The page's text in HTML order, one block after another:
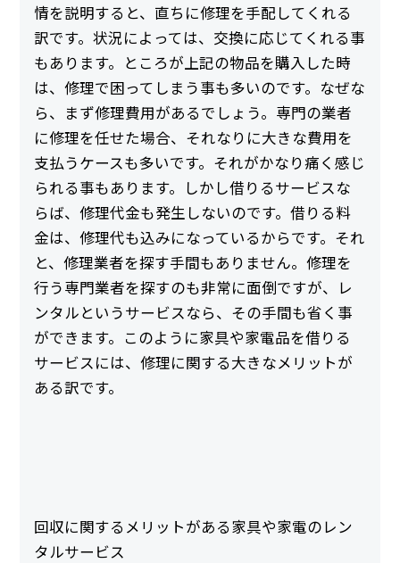
情を説明すると、直ちに修理を手配してくれる
訳です。状況によっては、交換に応じてくれる事
もあります。ところが上記の物品を購入した時
は、修理で困ってしまう事も多いのです。なぜな
ら、まず修理費用があるでしょう。専門の業者
に修理を任せた場合、それなりに大きな費用を
支払うケースも多いです。それがかなり痛く感じ
られる事もあります。しかし借りるサービスな
らば、修理代金も発生しないのです。借りる料
金は、修理代も込みになっているからです。それ
と、修理業者を探す手間もありません。修理を
行う専門業者を探すのも非常に面倒ですが、レ
ンタルというサービスなら、その手間も省く事
ができます。このように家具や家電品を借りる
サービスには、修理に関する大きなメリットが
ある訳です。
回収に関するメリットがある家具や家電のレン
タルサービス